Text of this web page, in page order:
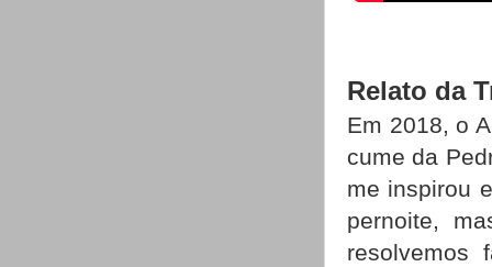
Relato da
Em 2018, o
cume da
me inspirou
pernoite,
resolvemos